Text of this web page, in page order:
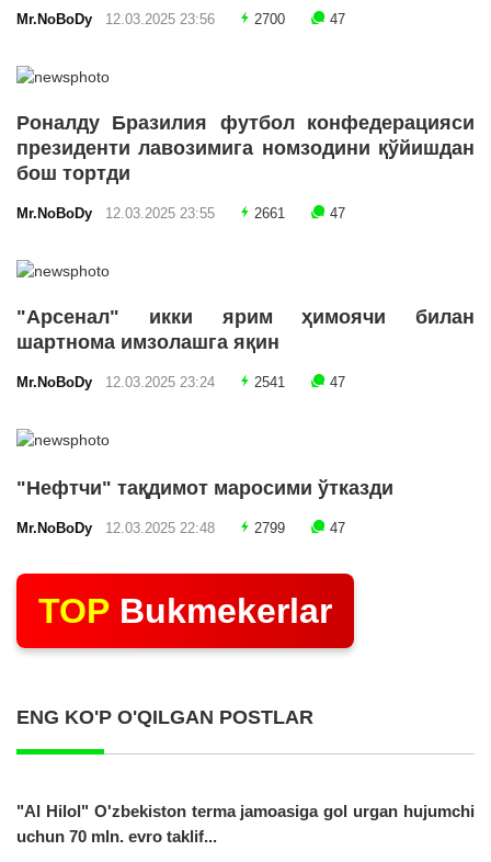
Mr.NoBoDy 12.03.2025 23:56 2700 47
Роналду Бразилия футбол конфедерацияси
президенти лавозимига номзодини қўйишдан
бош тортди
Mr.NoBoDy 12.03.2025 23:55 2661 47
"Арсенал" икки ярим ҳимоячи билан
шартнома имзолашга яқин
Mr.NoBoDy 12.03.2025 23:24 2541 47
"Нефтчи" тақдимот маросими ўтказди
Mr.NoBoDy 12.03.2025 22:48 2799 47
TOP Bukmekerlar
ENG KO'P O'QILGAN POSTLAR
"Al Hilol" O'zbekiston terma jamoasiga gol urgan hujumchi
uchun 70 mln. evro taklif...